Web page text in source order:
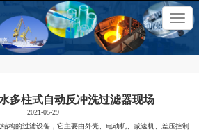
切
换
导
航
×
多柱式自动反冲洗过滤器现场
2021-05-29
结构的过滤设备，它主要由外壳、电动机、减速机、差压控制